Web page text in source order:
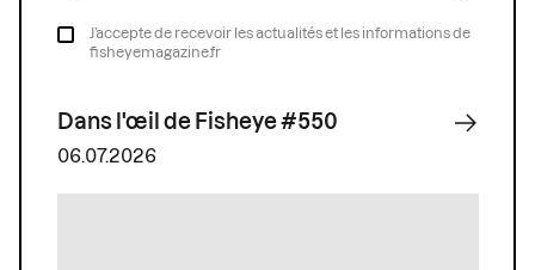
J’accepte de recevoir les actualités et les informations de
fisheyemagazine.fr
Dans l'œil de Fisheye #550
06.07.2026